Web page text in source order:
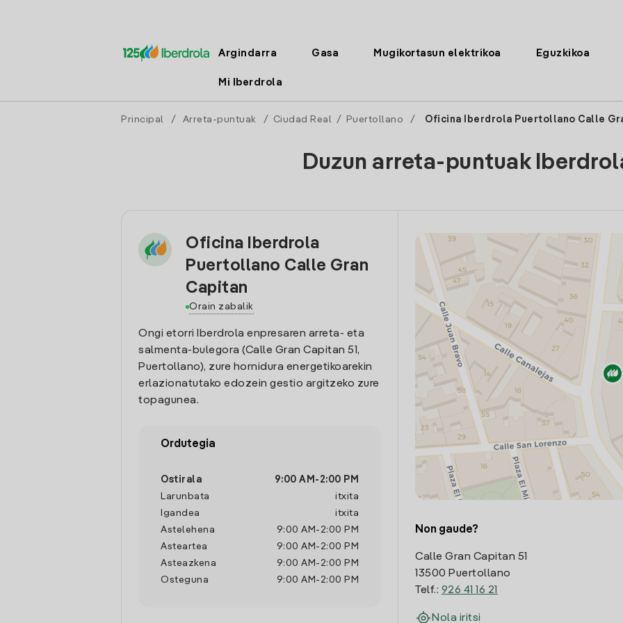
Argindarra Gasa Mugikortasun elektrikoa Eguzkikoa
Mi Iberdrola
Principal / Arreta-puntuak / Ciudad Real / Puertollano / Oficina Iberdrola Puertollano Calle
Duzun arreta-puntuak
Oficina Iberdrola
Puertollano Calle Gran
Capitan
Orain zabalik
Ongi etorri Iberdrola enpresaren arreta- eta
salmenta-bulegora (Calle Gran Capitan 51,
Puertollano), zure hornidura energetikoarekin
erlazionatutako edozein gestio argitzeko zure
topagunea.
Ordutegia
Ostirala 9:00 AM - 2:00 PM
Larunbata
itxita
Igandea
itxita
Astelehena
9:00 AM - 2:00 PM
Asteartea
9:00 AM - 2:00 PM
Asteazkena
9:00 AM - 2:00 PM
Osteguna
9:00 AM - 2:00 PM
Non gaude?
Calle Gran Capitan 51
13500 Puertollano
Telf.: 926 41 16 21
Nola iritsi